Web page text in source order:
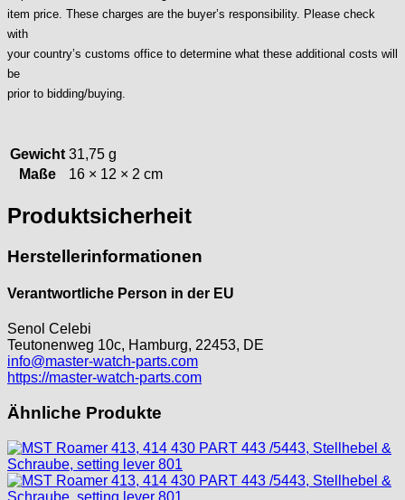
ORC
Otero
Peseux
ST "Standard "
Tissot
item price. These charges are the buyer’s responsibility. Please check
with
your country’s customs office to determine what these additional costs will
be
prior to bidding/buying.
Gewicht 31,75 g
Maße
16 × 12 × 2 cm
Produktsicherheit
Herstellerinformationen
Verantwortliche Person in der EU
Senol Celebi
Teutonenweg 10c, Hamburg, 22453, DE
info@master-watch-parts.com
https://master-watch-parts.com
Ähnliche Produkte